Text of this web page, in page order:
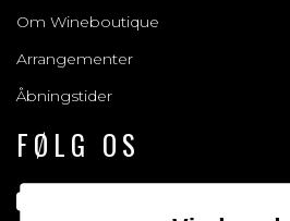
Om Wineboutique
Arrangementer
Åbningstider
FØLG OS